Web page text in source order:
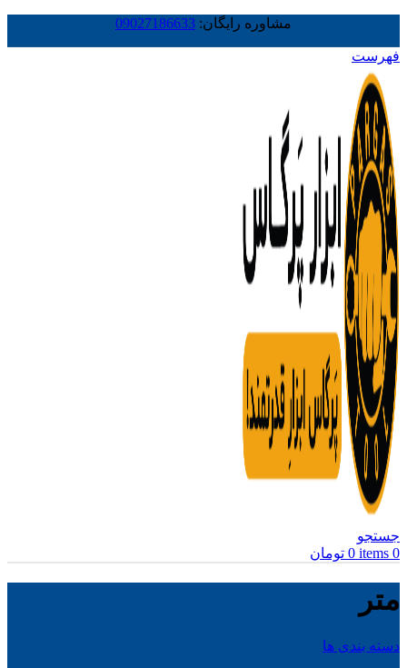
مشاوره رایگان: 09027186633
فهرست
جستجو
0
items
0 تومان
متر
دسته بندی ها